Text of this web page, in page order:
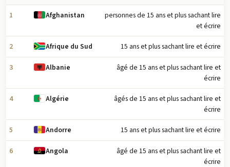
1 Afghanistan
personnes de 15 ans et plus sachant lire
et écrire
2 Afrique du Sud 15 ans et plus sachant lire et écrire
3 Albanie
âgé de 15 ans et plus sachant lire et
écrire
4 Algérie
âgés de 15 ans et plus sachant lire et
écrire
5 Andorre 15 ans et plus sachant lire et écrire
6 Angola
âgé de 15 ans et plus sachant lire et
écrire